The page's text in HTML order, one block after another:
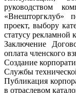
руководством
«Внешторгклуб»
проект, выбору
статусу рекламной
Заключение
оплата членского
Создание
Службы
Публикация
в отраслевом